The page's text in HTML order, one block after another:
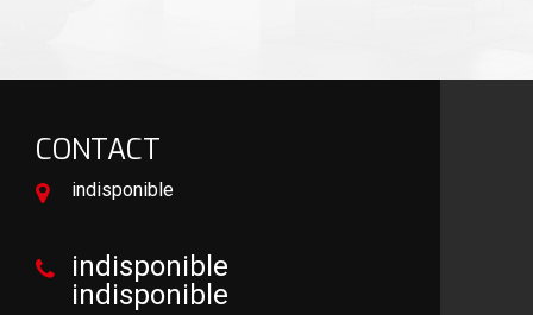
CONTACT
indisponible
indisponible
indisponible